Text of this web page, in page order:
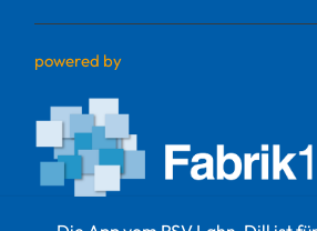
powered by